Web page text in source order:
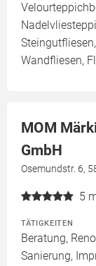
Wandfliesen,
MOM
GmbH
Osemundstr. 6,
5
TÄTIGKEITEN
Beratung,
Sanierung,